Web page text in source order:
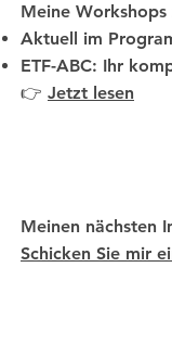
Meine
Aktuell im
ETF-ABC: Ihr
👉 Jetzt lesen
Meinen nächsten
Schicken Sie mir